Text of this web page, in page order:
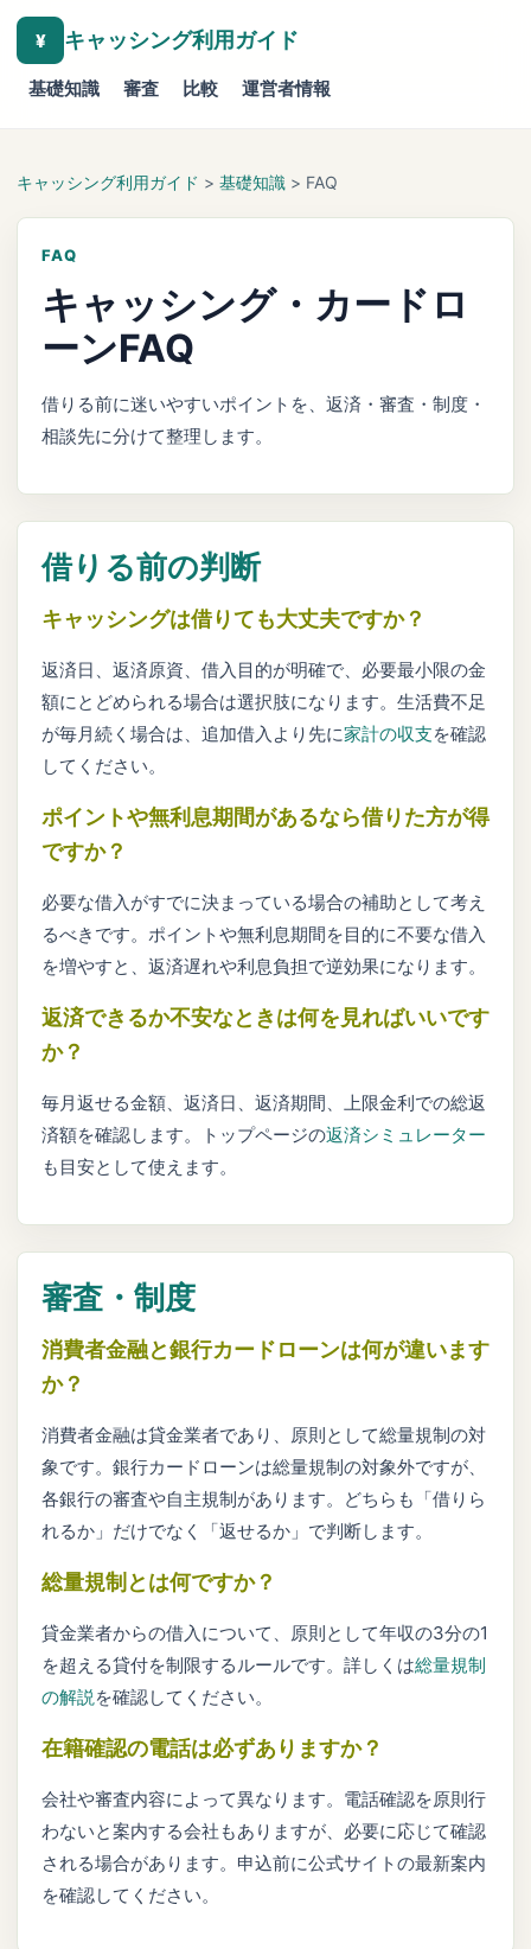
¥ キャッシング利用ガイド
基礎知識 審査 比較 運営者情報
キャッシング利用ガイド > 基礎知識 > FAQ
FAQ
キャッシング・カードロ
ーンFAQ
借りる前に迷いやすいポイントを、返済・審査・制度・
相談先に分けて整理します。
借りる前の判断
キャッシングは借りても大丈夫ですか？
返済日、返済原資、借入目的が明確で、必要最小限の金
額にとどめられる場合は選択肢になります。生活費不足
が毎月続く場合は、追加借入より先に家計の収支を確認
してください。
ポイントや無利息期間があるなら借りた方が得
ですか？
必要な借入がすでに決まっている場合の補助として考え
るべきです。ポイントや無利息期間を目的に不要な借入
を増やすと、返済遅れや利息負担で逆効果になります。
返済できるか不安なときは何を見ればいいです
か？
毎月返せる金額、返済日、返済期間、上限金利での総返
済額を確認します。トップページの返済シミュレーター
も目安として使えます。
審査・制度
消費者金融と銀行カードローンは何が違います
か？
消費者金融は貸金業者であり、原則として総量規制の対
象です。銀行カードローンは総量規制の対象外ですが、
各銀行の審査や自主規制があります。どちらも「借りら
れるか」だけでなく「返せるか」で判断します。
総量規制とは何ですか？
貸金業者からの借入について、原則として年収の3分の1
を超える貸付を制限するルールです。詳しくは総量規制
の解説を確認してください。
在籍確認の電話は必ずありますか？
会社や審査内容によって異なります。電話確認を原則行
わないと案内する会社もありますが、必要に応じて確認
される場合があります。申込前に公式サイトの最新案内
を確認してください。